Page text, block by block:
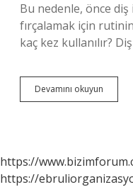
Bu nedenle, önce
fırçalamak için
kaç kez kullanılır?
Devamını okuyun
Ipi
Yarar
https://
https://